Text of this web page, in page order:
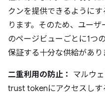
クンを提供できるように
ります。そのため、ユー
のページビューごとに1つ
保証する十分な供給があり
二重利用の防止： マルウ
trust tokenにアクセスしす